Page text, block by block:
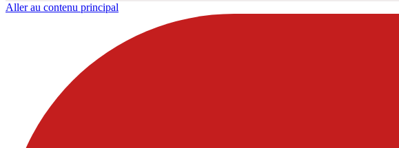
Aller au contenu principal